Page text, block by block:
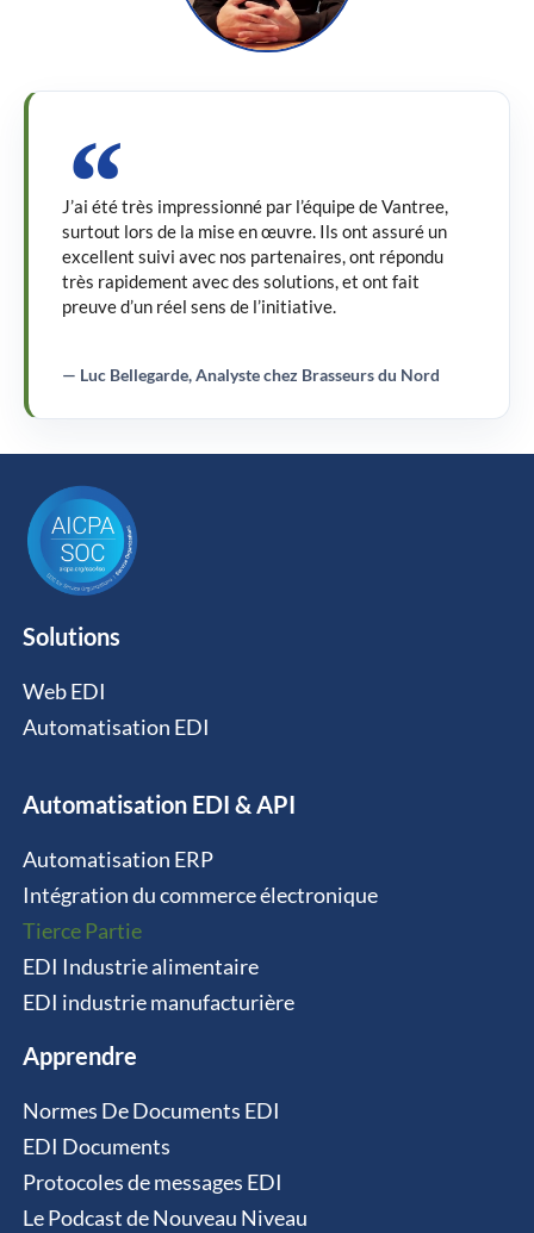
J’ai été très impressionné par l’équipe de Vantree,
surtout lors de la mise en œuvre. Ils ont assuré un
excellent suivi avec nos partenaires, ont répondu
très rapidement avec des solutions, et ont fait
preuve d’un réel sens de l’initiative.
— Luc Bellegarde, Analyste chez Brasseurs du Nord
Solutions
Web EDI
Automatisation EDI
Automatisation EDI & API
Automatisation ERP
Intégration du commerce électronique
Tierce Partie
EDI Industrie alimentaire
EDI industrie manufacturière
Apprendre
Normes De Documents EDI
EDI Documents
Protocoles de messages EDI
Le Podcast de Nouveau Niveau